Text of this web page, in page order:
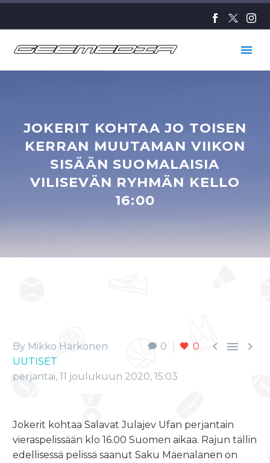
JOKERIT KOHTAA JO TOISEN
KERRAN MUUTAMAN VIIKON
SISÄÄN SUOMALAISIA
VILISEVÄN RYHMÄN KELLO
16:00
0 0   
By Mikko Härkönen
UUTISET
perjantai, 11 joulukuun 2020, 15:03
Jokerit kohtaa Salavat Julajev Ufan perjantain
vieraspelissään klo 16.00 Suomen aikaa. Rajun tällin
edellisessä pelissä saanut Saku Mäenalanen on